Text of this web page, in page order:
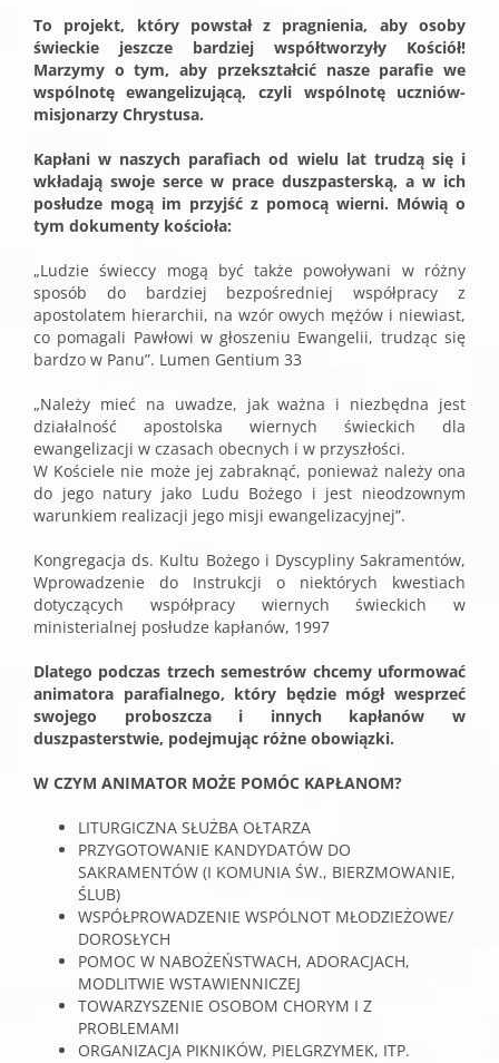
To projekt, który powstał z pragnienia, aby osoby
świeckie jeszcze bardziej współtworzyły Kościół!
Marzymy o tym, aby przekształcić nasze parafie we
wspólnotę ewangelizującą, czyli wspólnotę uczniów-
misjonarzy Chrystusa.
Kapłani w naszych parafiach od wielu lat trudzą się i
wkładają swoje serce w prace duszpasterską, a w ich
posłudze mogą im przyjść z pomocą wierni. Mówią o
tym dokumenty kościoła:
„Ludzie świeccy mogą być także powoływani w różny
sposób do bardziej bezpośredniej współpracy z
apostolatem hierarchii, na wzór owych mężów i niewiast,
co pomagali Pawłowi w głoszeniu Ewangelii, trudząc się
bardzo w Panu”. Lumen Gentium 33
„Należy mieć na uwadze, jak ważna i niezbędna jest
działalność apostolska wiernych świeckich dla
ewangelizacji w czasach obecnych i w przyszłości.
W Kościele nie może jej zabraknąć, ponieważ należy ona
do jego natury jako Ludu Bożego i jest nieodzownym
warunkiem realizacji jego misji ewangelizacyjnej”.
Kongregacja ds. Kultu Bożego i Dyscypliny Sakramentów,
Wprowadzenie do Instrukcji o niektórych kwestiach
dotyczących współpracy wiernych świeckich w
ministerialnej posłudze kapłanów, 1997
Dlatego podczas trzech semestrów chcemy uformować
animatora parafialnego, który będzie mógł wesprzeć
swojego proboszcza i innych kapłanów w
duszpasterstwie, podejmując różne obowiązki.
W CZYM ANIMATOR MOŻE POMÓC KAPŁANOM?
LITURGICZNA SŁUŻBA OŁTARZA
PRZYGOTOWANIE KANDYDATÓW DO
SAKRAMENTÓW (I KOMUNIA ŚW., BIERZMOWANIE,
ŚLUB)
WSPÓŁPROWADZENIE WSPÓLNOT MŁODZIEŻOWE/
DOROSŁYCH
POMOC W NABOŻEŃSTWACH, ADORACJACH,
MODLITWIE WSTAWIENNICZEJ
TOWARZYSZENIE OSOBOM CHORYM I Z
PROBLEMAMI
ORGANIZACJA PIKNIKÓW, PIELGRZYMEK, ITP.